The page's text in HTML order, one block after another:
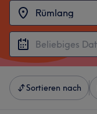
Sortieren nach